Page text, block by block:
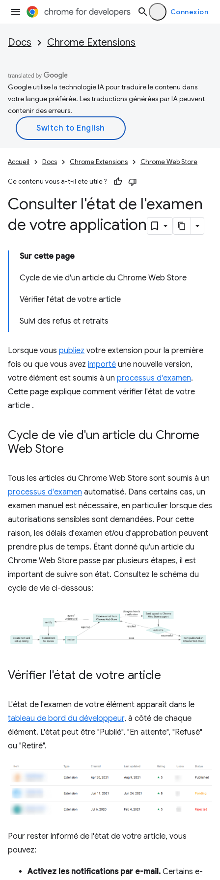
Connexion
Docs Chrome Extensions
Google utilise la technologie IA pour traduire le contenu dans
votre langue préférée. Les traductions générées par IA peuvent
contenir des erreurs.
Accueil Docs Chrome Extensions Chrome Web Store
Ce contenu vous a-t-il été utile ?
Consulter l'état de l'examen
de votre application
Sur cette page
Cycle de vie d'un article du Chrome Web Store
Vérifier l'état de votre article
Suivi des refus et retraits
Lorsque vous publiez votre extension pour la première
fois ou que vous avez importé une nouvelle version,
votre élément est soumis à un processus d'examen.
Cette page explique comment vérifier l'état de votre
article .
Cycle de vie d'un article du Chrome
Web Store
Tous les articles du Chrome Web Store sont soumis à un
processus d'examen automatisé. Dans certains cas, un
examen manuel est nécessaire, en particulier lorsque des
autorisations sensibles sont demandées. Pour cette
raison, les délais d'examen et/ou d'approbation peuvent
prendre plus de temps. Étant donné qu'un article du
Chrome Web Store passe par plusieurs étapes, il est
important de suivre son état. Consultez le schéma du
cycle de vie ci-dessous:
Vérifier l'état de votre article
L'état de l'examen de votre élément apparaît dans le
tableau de bord du développeur, à côté de chaque
élément. L'état peut être "Publié", "En attente", "Refusé"
ou "Retiré".
Pour rester informé de l'état de votre article, vous
pouvez:
Activez les notifications par e-mail. Certains e-